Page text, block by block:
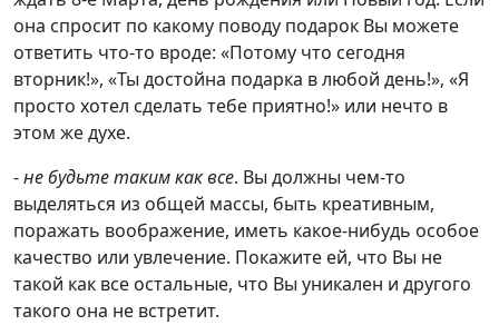
она спросит по какому поводу подарок Вы можете
ответить что-то вроде: «Потому что сегодня
вторник!», «Ты достойна подарка в любой день!», «Я
просто хотел сделать тебе приятно!» или нечто в
этом же духе.
-не будьте таким как все. Вы должны чем-то
выделяться из общей массы, быть креативным,
поражать воображение, иметь какое-нибудь особое
качество или увлечение. Покажите ей, что Вы не
такой как все остальные, что Вы уникален и другого
такого она не встретит.